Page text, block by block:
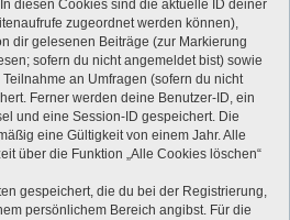
diesen Cookies sind die aktuelle ID deiner
zugeordnet werden können),
dir gelesenen Beiträge (zur Markierung
sofern du nicht angemeldet bist) sowie
an Umfragen (sofern du nicht
Ferner werden deine Benutzer-ID, ein
und eine Session-ID gespeichert. Die
eine Gültigkeit von einem Jahr. Alle
über die Funktion „Alle Cookies löschen“
gespeichert, die du bei der Registrierung,
persönlichem Bereich angibst. Für die